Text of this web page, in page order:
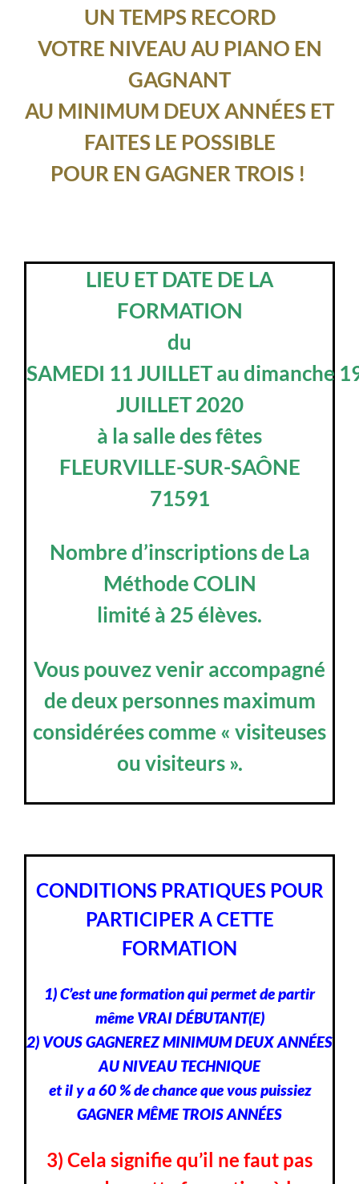
UN TEMPS RECORD
VOTRE NIVEAU AU PIANO EN
GAGNANT
AU MINIMUM DEUX ANNÉES ET
FAITES LE POSSIBLE
POUR EN GAGNER TROIS !
LIEU ET DATE DE LA
FORMATION
du
SAMEDI 11 JUILLET au dimanche
JUILLET 2020
à la salle des fêtes
FLEURVILLE-SUR-SAÔNE
71591
Nombre d’inscriptions de La
Méthode COLIN
limité à 25 élèves.
Vous pouvez venir accompagné
de deux personnes maximum
considérées comme « visiteuses
ou visiteurs ».
CONDITIONS PRATIQUES POUR
PARTICIPER A CETTE
FORMATION
1) C’est une formation qui permet de partir
même VRAI DÉBUTANT(E)
2) VOUS GAGNEREZ MINIMUM DEUX ANNÉES
AU NIVEAU TECHNIQUE
et il y a 60 % de chance que vous puissiez
GAGNER MÊME TROIS ANNÉES
3) Cela signifie qu’il ne faut pas